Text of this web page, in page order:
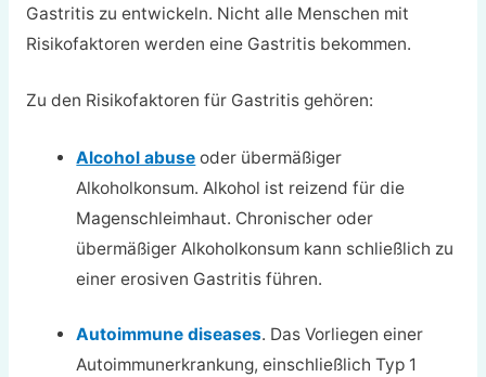
Gastritis zu entwickeln. Nicht alle Menschen mit
Risikofaktoren werden eine Gastritis bekommen.
Zu den Risikofaktoren für Gastritis gehören:
Alcohol abuse oder übermäßiger
Alkoholkonsum. Alkohol ist reizend für die
Magenschleimhaut. Chronischer oder
übermäßiger Alkoholkonsum kann schließlich zu
einer erosiven Gastritis führen.
Autoimmune diseases. Das Vorliegen einer
Autoimmunerkrankung, einschließlich Typ 1